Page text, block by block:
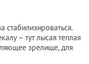
– тут лысая теплая
зрелище, для